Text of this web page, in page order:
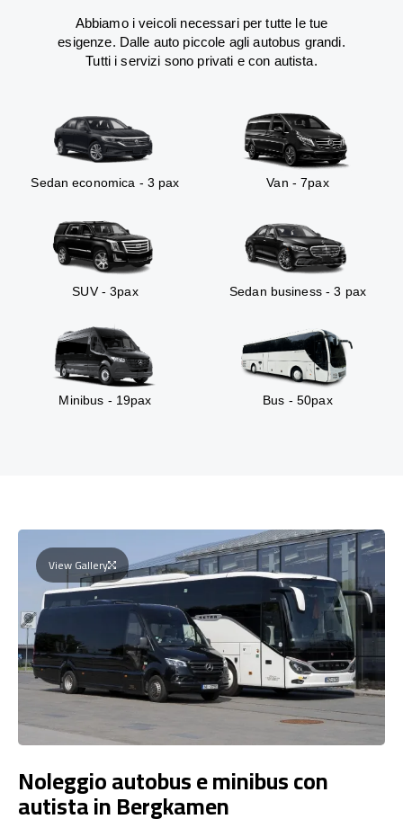
Abbiamo i veicoli necessari per tutte le tue
esigenze. Dalle auto piccole agli autobus grandi.
Tutti i servizi sono privati e con autista.
Sedan economica - 3 pax Van - 7pax
SUV - 3pax Sedan business - 3 pax
Minibus - 19pax Bus - 50pax
View Gallery
Noleggio autobus e minibus con
autista in Bergkamen